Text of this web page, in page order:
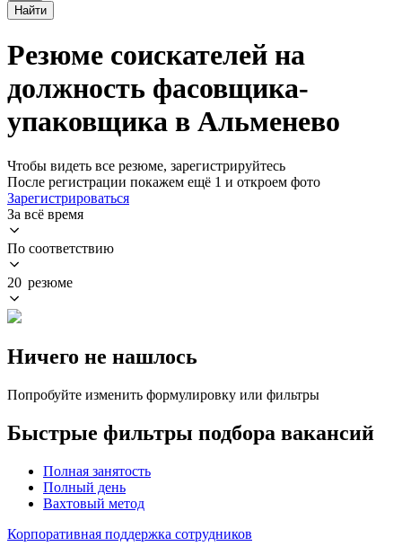
Найти
Резюме соискателей на
должность фасовщика-
упаковщика в Альменево
Чтобы видеть все резюме, зарегистрируйтесь
После регистрации покажем ещё 1 и откроем фото
Зарегистрироваться
За всё время
По соответствию
20 резюме
Ничего не нашлось
Попробуйте изменить формулировку или фильтры
Быстрые фильтры подбора вакансий
Полная занятость
Полный день
Вахтовый метод
Корпоративная поддержка сотрудников